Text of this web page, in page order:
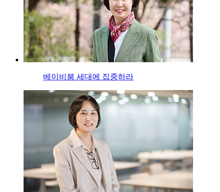
베이비붐 세대에 집중하라